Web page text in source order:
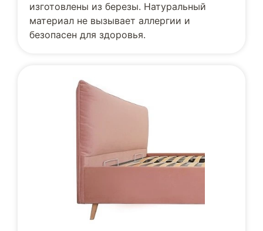
изготовлены из березы. Натуральный
материал не вызывает аллергии и
безопасен для здоровья.